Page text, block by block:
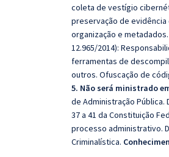
coleta de vestígio
preservação de evidência
organização e
12.965/2014):
ferramentas de
outros. Ofuscação de
5. Não será ministrado
de Administração
37 a 41 da Constituição
processo administrativo.
Criminalística.